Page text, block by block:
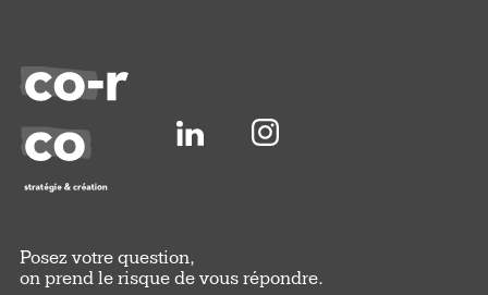
Posez votre question,
on prend le risque de vous répondre.